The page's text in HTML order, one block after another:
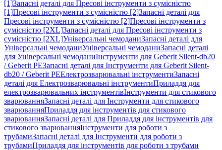
[1]Запасні деталі для Пресові інструменти з сумісністю
[1]Пресові інструменти з сумісністю [2]Запасні деталі для
Пресові інструменти з сумісністю [2]Пресові інструменти з
сумісністю [2XL]Запасні деталі для Пресові інструменти з
сумісністю [2XL]Універсальні чемоданиЗапасні деталі для
Універсальні чемоданиУніверсальні чемоданиЗапасні деталі
для Універсальні чемоданиІнструменти для Geberit Silent-db20
/ Geberit PEЗапасні деталі для Інструменти для Geberit Silent-
db20 / Geberit PEЕлектрозварювальні інструментиЗапасні
деталі для Електрозварювальні інструментиПриладдя для
електрозварювальних інструментівІнструменти для стикового
зварюванняЗапасні деталі для Інструменти для стикового
зварюванняПриладдя для інструментів для стикового
зварюванняЗапасні деталі для Приладдя для інструментів для
стикового зварюванняІнструменти для роботи з
трубамиЗапасні деталі для Інструменти для роботи з
трубамиПриладдя для інструментів для роботи з трубами